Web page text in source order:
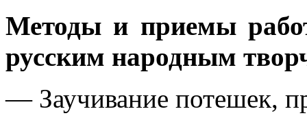
Методы и приемы
русским народным
— Заучивание потешек,